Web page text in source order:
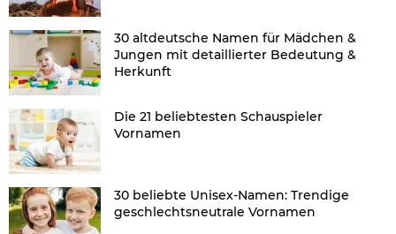
30 altdeutsche Namen für Mädchen &
Jungen mit detaillierter Bedeutung &
Herkunft
Die 21 beliebtesten Schauspieler
Vornamen
30 beliebte Unisex-Namen: Trendige
geschlechtsneutrale Vornamen